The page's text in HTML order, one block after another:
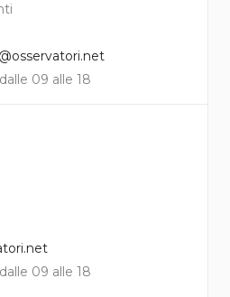
09 alle 18
09 alle 18